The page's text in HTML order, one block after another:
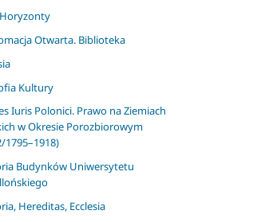
Otwarta. Biblioteka
Kultury
Iuris Polonici. Prawo na Ziemiach
w Okresie Porozbiorowym
1795–1918)
Budynków Uniwersytetu
Hereditas, Ecclesia